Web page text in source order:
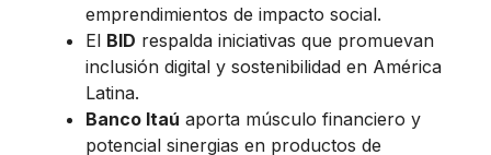
emprendimientos de impacto social.
El BID respalda iniciativas que promuevan
inclusión digital y sostenibilidad en América
Latina.
Banco Itaú aporta músculo financiero y
potencial sinergias en productos de